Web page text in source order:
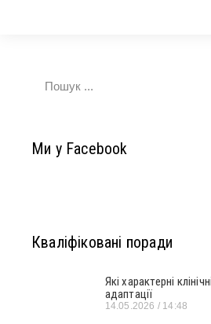
Ми у Facebook
Кваліфіковані поради
Які характерні
адаптації
14.05.2026 14:48